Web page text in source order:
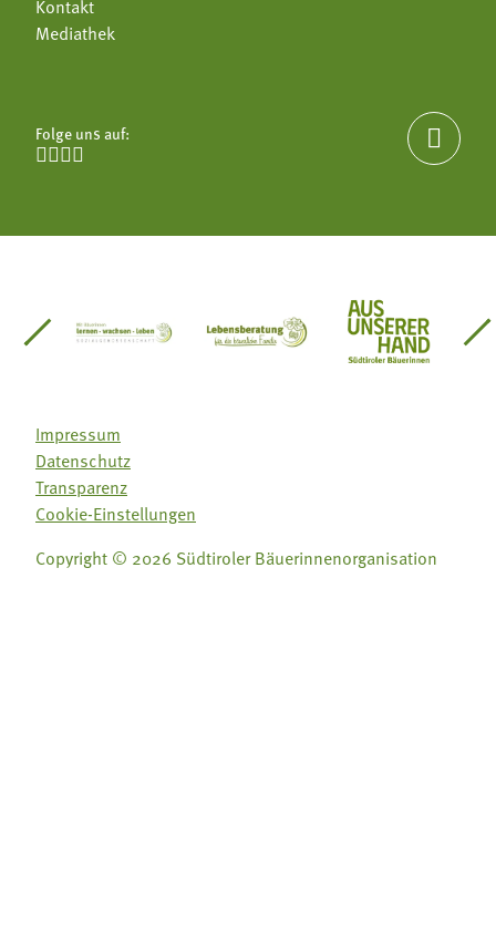
Kontakt
Mediathek
Folge uns auf:


Südtirol
Gärtnervereinigung
Sozialgenossenschaft Mit Bäuerinnen lernen -
Lebensberatung für dieAus unserer
Impressum
Datenschutz
Transparenz
Cookie-Einstellungen
Copyright © 2026 Südtiroler Bäuerinnenorganisation